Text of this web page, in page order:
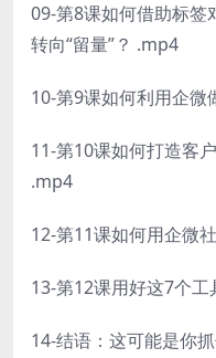
09-第8课如何借助标签
转向“留量”？ .mp4
10-第9课如何利用企
11-第10课如何打造客
.mp4
12-第11课如何用企微
13-第12课用好这7个
14-结语：这可能是你